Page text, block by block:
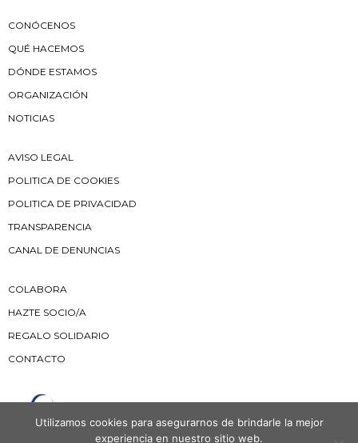
CONÓCENOS
QUÉ HACEMOS
DÓNDE ESTAMOS
ORGANIZACIÓN
NOTICIAS
AVISO LEGAL
POLITICA DE COOKIES
POLITICA DE PRIVACIDAD
TRANSPARENCIA
CANAL DE DENUNCIAS
COLABORA
HAZTE SOCIO/A
REGALO SOLIDARIO
CONTACTO
Utilizamos cookies para asegurarnos de brindarle la mejor
experiencia en nuestro sitio web.